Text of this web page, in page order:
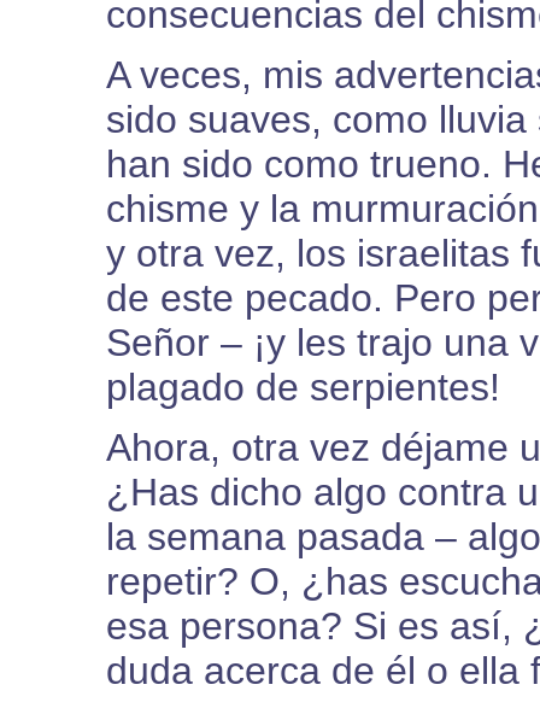
consecuencias del
A veces, mis
sido suaves, como
han sido como trueno.
chisme y la
y otra vez, los israelitas
de este pecado. Pero
Señor – ¡y les trajo una
plagado de serpientes!
Ahora, otra vez déjame
¿Has dicho algo contra
la semana pasada –
repetir? O, ¿has
esa persona? Si es así,
duda acerca de él o ella